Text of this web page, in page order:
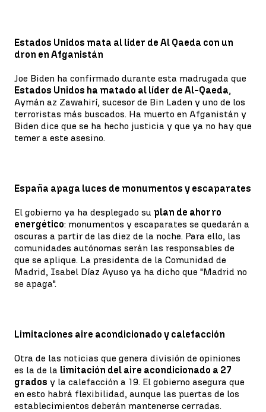
Estados Unidos mata al líder de Al Qaeda con un
dron en Afganistán
Joe Biden ha confirmado durante esta madrugada que
Estados Unidos ha matado al líder de Al-Qaeda,
Aymán az Zawahirí, sucesor de Bin Laden y uno de los
terroristas más buscados. Ha muerto en Afganistán y
Biden dice que se ha hecho justicia y que ya no hay que
temer a este asesino.
España apaga luces de monumentos y escaparates
El gobierno ya ha desplegado su plan de ahorro
energético: monumentos y escaparates se quedarán a
oscuras a partir de las diez de la noche. Para ello, las
comunidades autónomas serán las responsables de
que se aplique. La presidenta de la Comunidad de
Madrid, Isabel Díaz Ayuso ya ha dicho que "Madrid no
se apaga".
Limitaciones aire acondicionado y calefacción
Otra de las noticias que genera división de opiniones
es la de la limitación del aire acondicionado a 27
grados y la calefacción a 19. El gobierno asegura que
en esto habrá flexibilidad, aunque las puertas de los
establecimientos deberán mantenerse cerradas.